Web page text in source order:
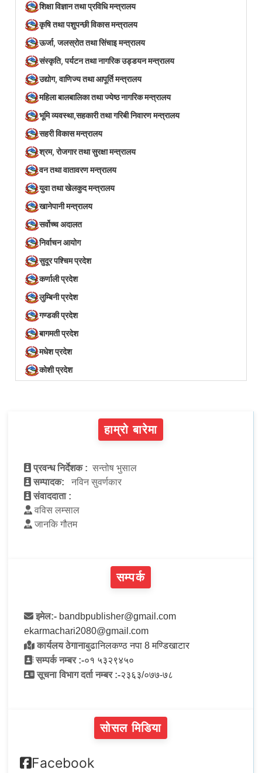
शिक्षा विज्ञान तथा प्रविधि मन्त्रालय
कृषि तथा पशुपन्छी विकास मन्त्रालय
ऊर्जा, जलस्रोत तथा सिंचाइ मन्त्रालय
संस्कृति, पर्यटन तथा नागरिक उड्डयन मन्त्रालय
उद्योग, वाणिज्य तथा आपूर्ति मन्त्रालय
महिला बालबालिका तथा ज्येष्ठ नागरिक मन्त्रालय
भूमि व्यवस्था,सहकारी तथा गरिबी निवारण मन्त्रालय
सहरी विकास मन्त्रालय
श्रम, रोजगार तथा सुरक्षा मन्त्रालय
वन तथा वातावरण मन्त्रालय
युवा तथा खेलकुद मन्त्रालय
खानेपानी मन्त्रालय
सर्वोच्च अदालत
निर्वाचन आयोग
सुदूर पश्चिम प्रदेश
कर्णाली प्रदेश
लुम्बिनी प्रदेश
गण्डकी प्रदेश
बागमती प्रदेश
मधेश प्रदेश
कोशी प्रदेश
हाम्रो बारेमा
प्रवन्ध निर्देशक : सन्तोष भुसाल
सम्पादक:
नविन सुवर्णकार
संवाददाता :
वविस लम्साल
जानकि गौतम
सम्पर्क
इमेल:- bandbpublisher@gmail.com
ekarmachari2080@gmail.com
कार्यलय ठेगानाबुढानिलकण्ठ नपा 8 मण्डिखाटार
सम्पर्क नम्बर :-०१ ५३२९४५०
सूचना विभाग दर्ता नम्बर :-२३६३/०७७-७८
सोसल मिडिया
Facebook